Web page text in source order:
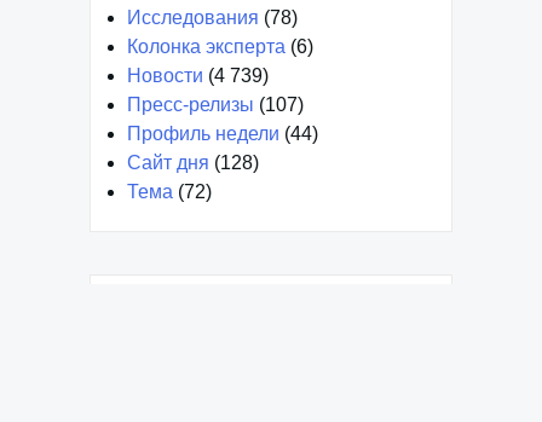
Исследования (78)
Колонка эксперта (6)
Новости (4 739)
Пресс-релизы (107)
Профиль недели (44)
Сайт дня (128)
Тема (72)